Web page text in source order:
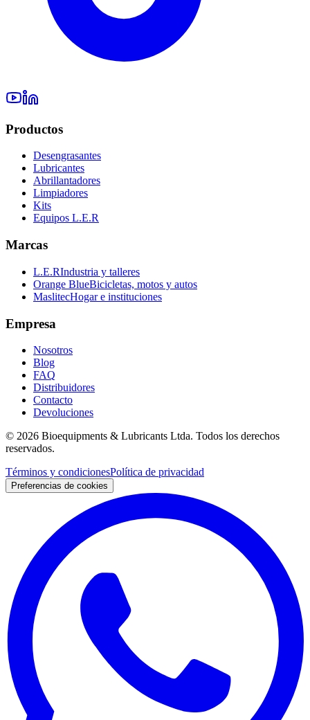
Productos
Desengrasantes
Lubricantes
Abrillantadores
Limpiadores
Kits
Equipos L.E.R
Marcas
L.E.RIndustria y talleres
Orange BlueBicicletas, motos y autos
MaslitecHogar e instituciones
Empresa
Nosotros
Blog
FAQ
Distribuidores
Contacto
Devoluciones
© 2026 Bioequipments & Lubricants Ltda. Todos los derechos
reservados.
Términos y condicionesPolítica de privacidad
Preferencias de cookies